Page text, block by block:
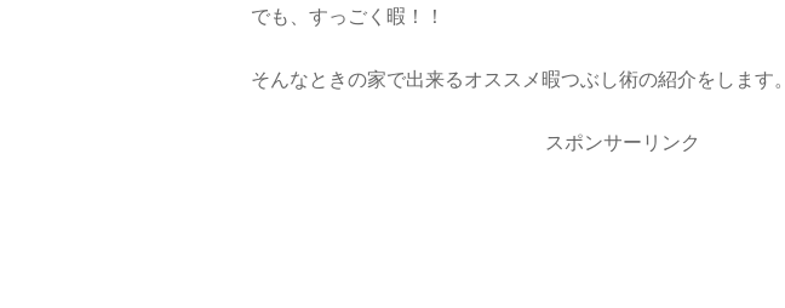
でも、すっごく暇！！
そんなときの家で出来るオススメ暇つぶし術の紹介をします。
スポンサーリンク